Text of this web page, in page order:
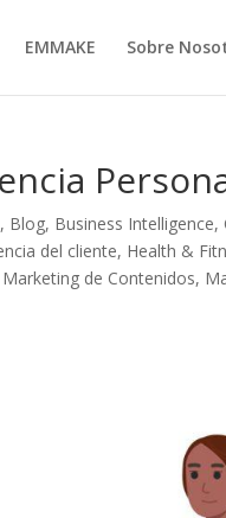
EMMAKE Sobre
, Blog, Business Intelligence,
del cliente, Health &
Marketing de Contenidos,